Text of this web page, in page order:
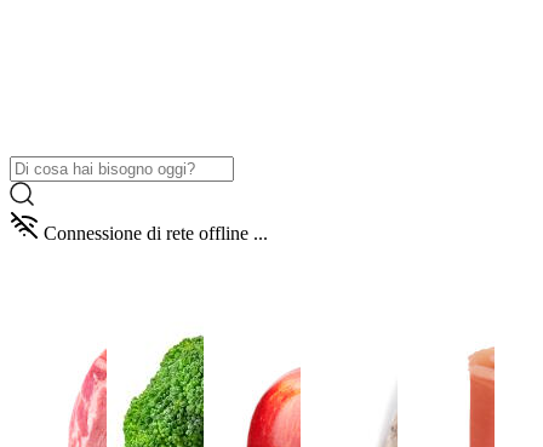
Connessione di rete offline ...